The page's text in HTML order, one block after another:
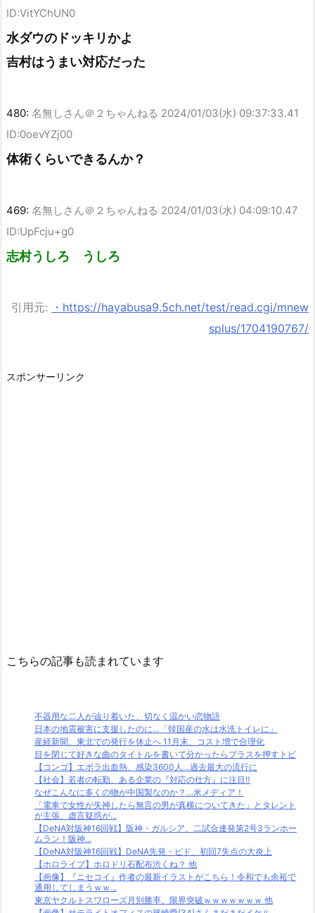
ID:VitYChUN0
水ダウのドッキリかよ
吉村はうまい対応だった
480: 名無しさん＠２ちゃんねる 2024/01/03(水) 09:37:33.41
ID:0oevYZj00
体術くらいできるんか？
469: 名無しさん＠２ちゃんねる 2024/01/03(水) 04:09:10.47
ID:UpFcju+g0
志村うしろ うしろ
引用元:
・https://hayabusa9.5ch.net/test/read.cgi/mnew
splus/1704190767/
スポンサーリンク
こちらの記事も読まれています
不器用な二人が辿り着いた、切なく温かい恋物語
日本の地震被害に支援したのに…「韓国産の水は水洗トイレに」
産経新聞、東北での発行を休止へ 11月末、コスト増で合理化
目を閉じて好きな曲のタイトルを書いて分かったらプラスを押すトピ
【コンゴ】エボラ出血熱、感染3600人…過去最大の流行に
【社会】若者の転勤、ある企業の『対応の仕方』に注目‼
なぜこんなに多くの物が中国製なのか？…米メディア！
「電車で女性が失神したら無言の男が真横についてきた」とタレント
が主張、虚言疑惑が...
【DeNA対阪神16回戦】阪神・ガルシア、二試合連発第2号3ランホー
ムラン！阪神...
【DeNA対阪神16回戦】DeNA先発・ビド、初回7失点の大炎上
【ホロライブ】ホロドリ石配布渋くね？ 他
【画像】『ニセコイ』作者の最新イラストがこちら！令和でも余裕で
通用してしまうｗｗ...
東京ヤクルトスワローズ月別勝率、限界突破ｗｗｗｗｗｗｗ 他